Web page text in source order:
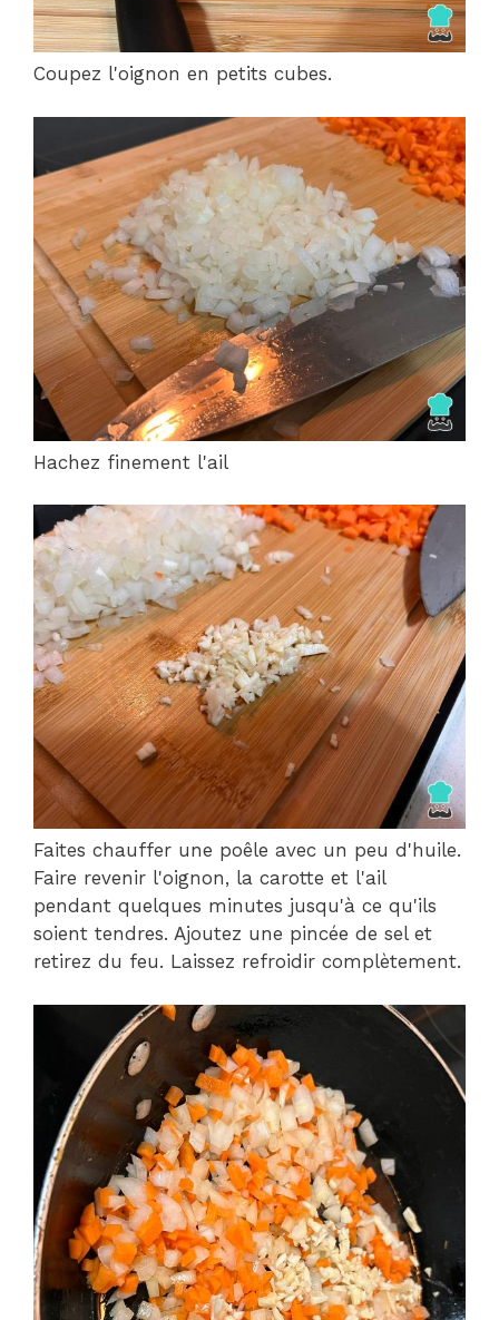
Coupez l'oignon en petits cubes.
Hachez finement l'ail
Faites chauffer une poêle avec un peu d'huile.
Faire revenir l'oignon, la carotte et l'ail
pendant quelques minutes jusqu'à ce qu'ils
soient tendres. Ajoutez une pincée de sel et
retirez du feu. Laissez refroidir complètement.